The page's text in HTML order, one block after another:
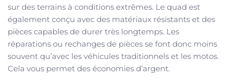
sur des terrains à conditions extrêmes. Le quad est
également conçu avec des matériaux résistants et des
pièces capables de durer très longtemps. Les
réparations ou rechanges de pièces se font donc moins
souvent qu’avec les véhicules traditionnels et les motos.
Cela vous permet des économies d’argent.